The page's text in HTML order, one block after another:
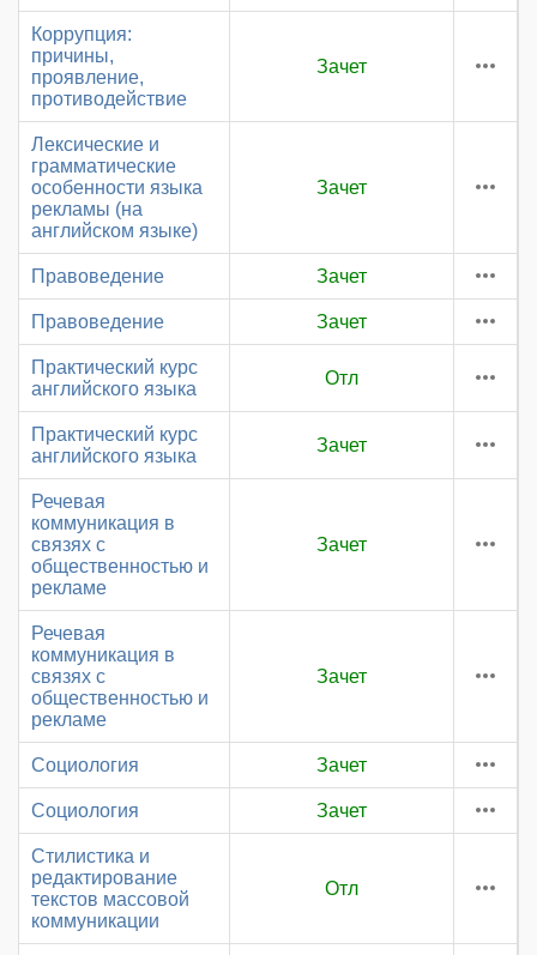
Коррупция:
причины,
проявление,
противодействие
Зачет
Лексические и
грамматические
особенности языка
рекламы (на
английском языке)
Зачет
Правоведение Зачет
Правоведение Зачет
Практический курс
английского языка
Отл
Практический курс
английского языка
Зачет
Речевая
коммуникация в
связях с
общественностью и
рекламе
Зачет
Речевая
коммуникация в
связях с
общественностью и
рекламе
Зачет
Социология Зачет
Социология Зачет
Стилистика и
редактирование
текстов массовой
коммуникации
Отл